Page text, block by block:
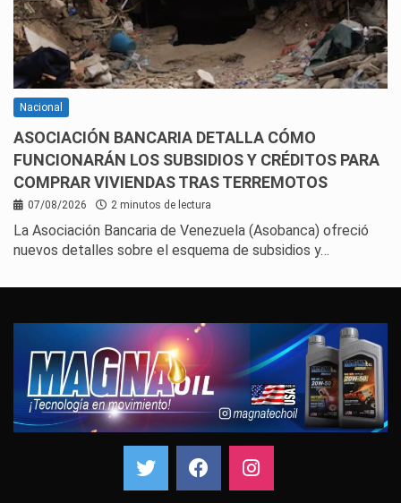
Nacional
ASOCIACIÓN BANCARIA DETALLA CÓMO
FUNCIONARÁN LOS SUBSIDIOS Y CRÉDITOS PARA
COMPRAR VIVIENDAS TRAS TERREMOTOS
07/08/2026 2 minutos de lectura
La Asociación Bancaria de Venezuela (Asobanca) ofreció
nuevos detalles sobre el esquema de subsidios y…